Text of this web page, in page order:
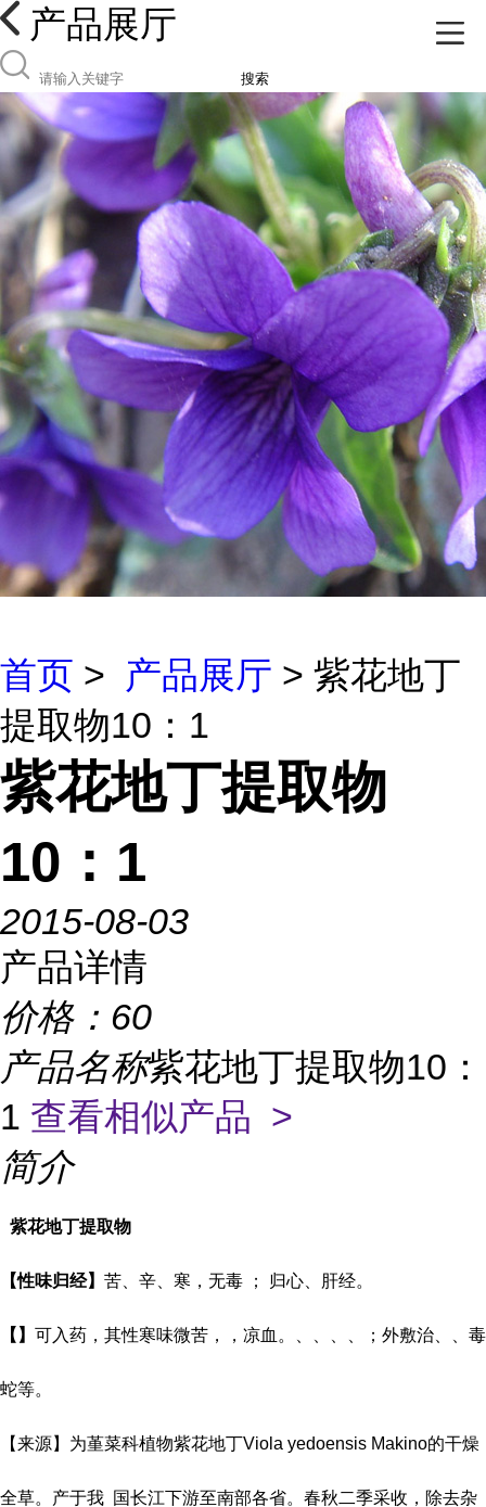
产品展厅
搜索
首页 > 产品展厅 > 紫花地丁
提取物10：1
紫花地丁提取物
10：1
2015-08-03
产品详情
价格： 60
产品名称紫花地丁提取物10：
1 查看相似产品 >
简介
紫花地丁提取物
【性味归经】 苦 辛 寒 ，无毒 ； 归心、肝经。
【】 可入药，其性寒味微苦，，凉血。 ；外敷治、、毒
蛇等。
【来源】为堇菜科植物紫花地丁Viola yedoensis Makino的干燥
全草。产于我 国长江下游至南部各省。春秋二季采收，除去杂